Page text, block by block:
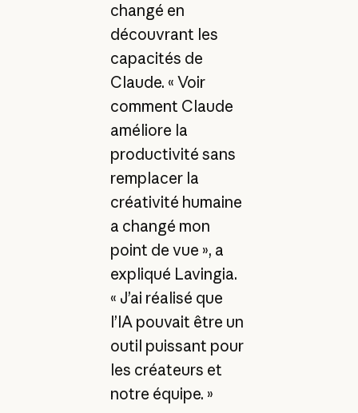
changé en
découvrant les
capacités de
Claude. « Voir
comment Claude
améliore la
productivité sans
remplacer la
créativité humaine
a changé mon
point de vue », a
expliqué Lavingia.
« J’ai réalisé que
l’IA pouvait être un
outil puissant pour
les créateurs et
notre équipe. »